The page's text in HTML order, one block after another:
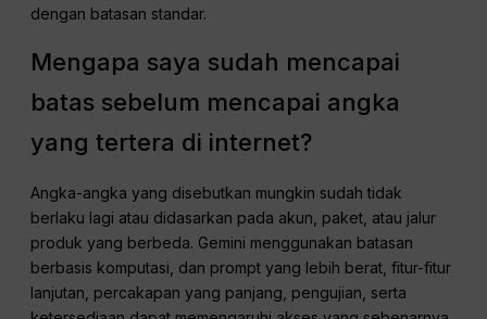
dengan batasan standar.
Mengapa saya sudah mencapai
batas sebelum mencapai angka
yang tertera di internet?
Angka-angka yang disebutkan mungkin sudah tidak
berlaku lagi atau didasarkan pada akun, paket, atau jalur
produk yang berbeda. Gemini menggunakan batasan
berbasis komputasi, dan prompt yang lebih berat, fitur-fitur
lanjutan, percakapan yang panjang, pengujian, serta